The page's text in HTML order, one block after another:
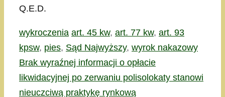
Q.E.D.
Kategorie
wykroczenia Tagi
art. 45 kw, art. 77 kw, art. 93
kpsw, pies, Sąd Najwyższy, wyrok nakazowy
Brak wyraźnej informacji o opłacie
likwidacyjnej po zerwaniu polisolokaty stanowi
nieuczciwą praktykę rynkową